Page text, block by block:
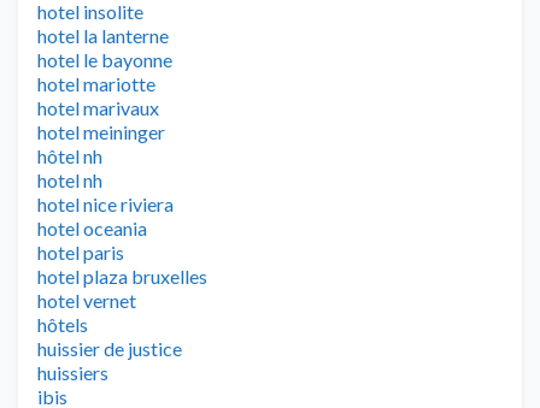
hotel insolite
hotel la lanterne
hotel le bayonne
hotel mariotte
hotel marivaux
hotel meininger
hôtel nh
hotel nh
hotel nice riviera
hotel oceania
hotel paris
hotel plaza bruxelles
hotel vernet
hôtels
huissier de justice
huissiers
ibis